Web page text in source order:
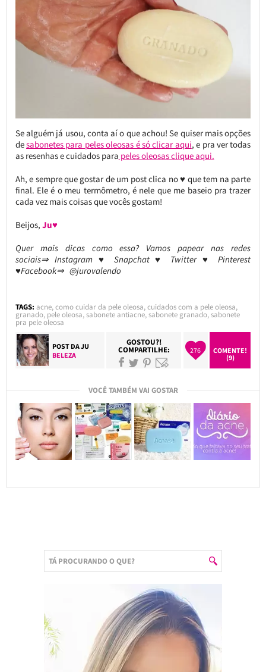
Se alguém já usou, conta aí o que achou! Se quiser mais opções
desabonetes para peles oleosas é só clicar aqui, e pra ver todas
as resenhas e cuidados para peles oleosas clique aqui.
Ah, e sempre que gostar de um post clica no ♥ que tem na parte
final. Ele é o meu termômetro, é nele que me baseio pra trazer
cada vez mais coisas que vocês gostam!
Beijos, Ju♥
Quer mais dicas como essa? Vamos papear nas redes
sociais⇒ Instagram ♥ Snapchat ♥ Twitter ♥ Pinterest
♥Facebook⇒ @jurovalendo
TAGS: acne,como cuidar da pele oleosa,cuidados com a pele oleosa,
granado, pele oleosa,sabonete antiacne,sabonete granado,sabonete
pra pele oleosa
POST DAJU
BELEZA
GOSTOU?!
COMPARTILHE: 276
COMENTE!
(9)
VOCÊ TAMBÉM VAI GOSTAR